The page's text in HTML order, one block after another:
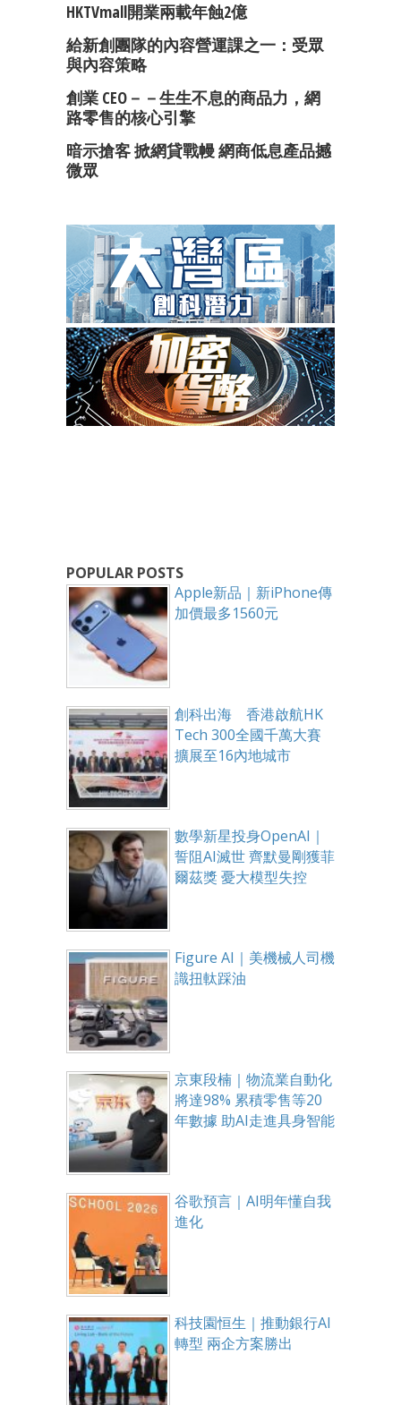
HKTVmall開業兩載年蝕2億
給新創團隊的內容營運課之一：受眾
與內容策略
創業 CEO－－生生不息的商品力，網
路零售的核心引擎
暗示搶客 掀網貸戰幔 網商低息產品撼
微眾
POPULAR POSTS
Apple新品｜新iPhone傳
加價最多1560元
創科出海 香港啟航HK
Tech 300全國千萬大賽
擴展至16內地城市
數學新星投身OpenAI｜
誓阻AI滅世 齊默曼剛獲菲
爾茲獎 憂大模型失控
Figure AI｜美機械人司機
識扭軚踩油
京東段楠｜物流業自動化
將達98% 累積零售等20
年數據 助AI走進具身智能
谷歌預言｜AI明年懂自我
進化
科技園恒生｜推動銀行AI
轉型 兩企方案勝出